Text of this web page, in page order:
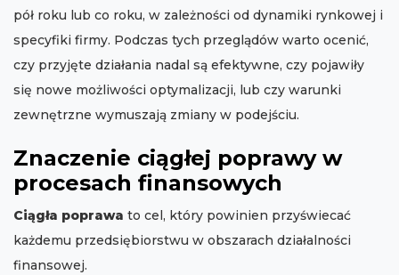
pół roku lub co roku, w zależności od dynamiki rynkowej i
specyfiki firmy. Podczas tych przeglądów warto ocenić,
czy przyjęte działania nadal są efektywne, czy pojawiły
się nowe możliwości optymalizacji, lub czy warunki
zewnętrzne wymuszają zmiany w podejściu.
Znaczenie ciągłej poprawy w
procesach finansowych
Ciągła poprawa to cel, który powinien przyświecać
każdemu przedsiębiorstwu w obszarach działalności
finansowej.